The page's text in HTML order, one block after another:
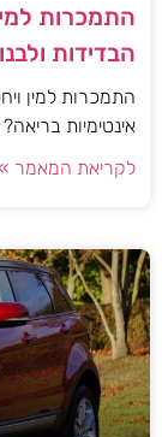
התמכרות
הבדידות
התמכרות למין
אינטימיות בריאה?
לקריאת המאמר